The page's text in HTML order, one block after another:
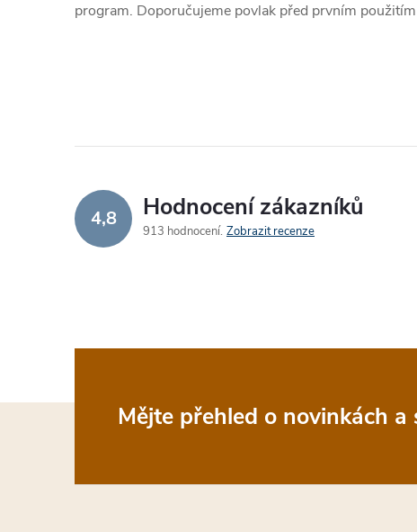
program. Doporučujeme povlak před prvním
4,8 Hodnocení zákazníků
913 hodnocení Zobrazit recenze
Mějte přehled o novinkách a